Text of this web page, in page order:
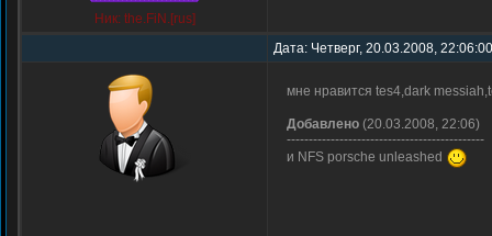
Ник: the.FiN.[rus]
Дата: Четверг, 20.03.2008,
мне нравится tes4,dark
Добавлено (20.03.2008, 22:06)
---------------------------------------------
и NFS porsche unleashed